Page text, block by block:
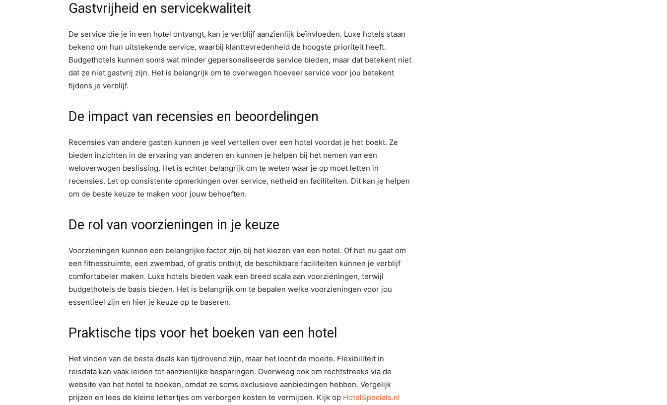
Gastvrijheid en servicekwaliteit
De service die je in een hotel ontvangt, kan je verblijf aanzienlijk beïnvloeden. Luxe hotels staan
bekend om hun uitstekende service, waarbij klanttevredenheid de hoogste prioriteit heeft.
Budgethotels kunnen soms wat minder gepersonaliseerde service bieden, maar dat betekent niet
dat ze niet gastvrij zijn. Het is belangrijk om te overwegen hoeveel service voor jou betekent
tijdens je verblijf.
De impact van recensies en beoordelingen
Recensies van andere gasten kunnen je veel vertellen over een hotel voordat je het boekt. Ze
bieden inzichten in de ervaring van anderen en kunnen je helpen bij het nemen van een
weloverwogen beslissing. Het is echter belangrijk om te weten waar je op moet letten in
recensies. Let op consistente opmerkingen over service, netheid en faciliteiten. Dit kan je helpen
om de beste keuze te maken voor jouw behoeften.
De rol van voorzieningen in je keuze
Voorzieningen kunnen een belangrijke factor zijn bij het kiezen van een hotel. Of het nu gaat om
een fitnessruimte, een zwembad, of gratis ontbijt, de beschikbare faciliteiten kunnen je verblijf
comfortabeler maken. Luxe hotels bieden vaak een breed scala aan voorzieningen, terwijl
budgethotels de basis bieden. Het is belangrijk om te bepalen welke voorzieningen voor jou
essentieel zijn en hier je keuze op te baseren.
Praktische tips voor het boeken van een hotel
Het vinden van de beste deals kan tijdrovend zijn, maar het loont de moeite. Flexibiliteit in
reisdata kan vaak leiden tot aanzienlijke besparingen. Overweeg ook om rechtstreeks via de
website van het hotel te boeken, omdat ze soms exclusieve aanbiedingen hebben. Vergelijk
prijzen en lees de kleine lettertjes om verborgen kosten te vermijden. Kijk op HotelSpecials.nl